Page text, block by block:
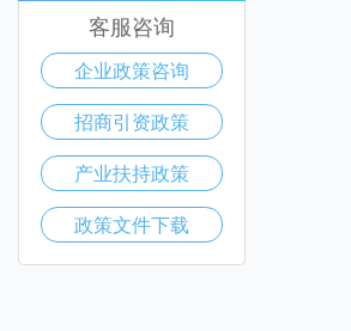
客服咨询
企业政策咨询
招商引资政策
产业扶持政策
政策文件下载